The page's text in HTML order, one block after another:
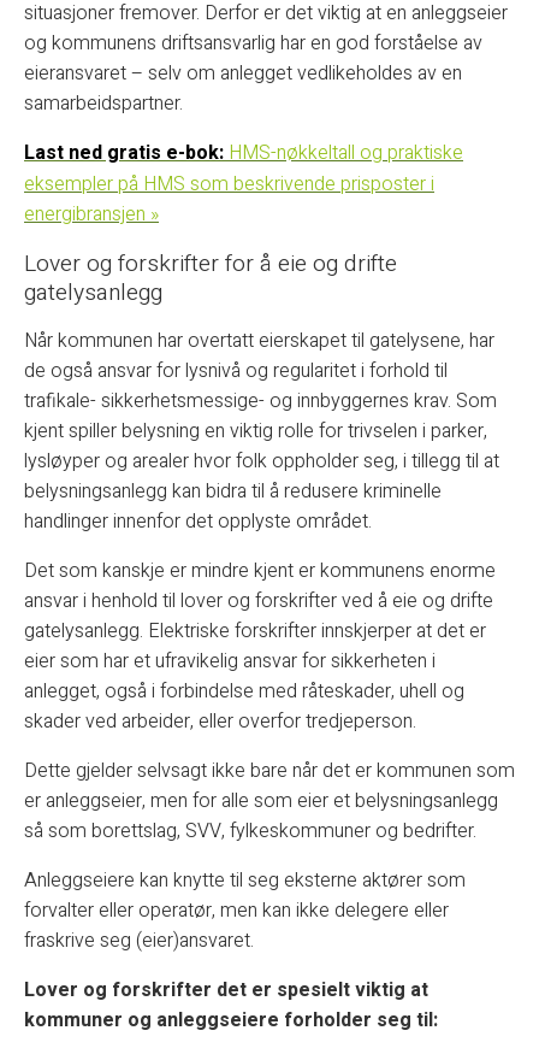
situasjoner fremover. Derfor er det viktig at en anleggseier
og kommunens driftsansvarlig har en god forståelse av
eieransvaret – selv om anlegget vedlikeholdes av en
samarbeidspartner.
Last ned gratis e-bok:HMS-nøkkeltall og praktiske
eksempler på HMS som beskrivende prisposter i
energibransjen »
Lover og forskrifter for å eie og drifte
gatelysanlegg
Når kommunen har overtatt eierskapet til gatelysene, har
de også ansvar for lysnivå og regularitet i forhold til
trafikale- sikkerhetsmessige- og innbyggernes krav. Som
kjent spiller belysning en viktig rolle for trivselen i parker,
lysløyper og arealer hvor folk oppholder seg, i tillegg til at
belysningsanlegg kan bidra til å redusere kriminelle
handlinger innenfor det opplyste området.
Det som kanskje er mindre kjent er kommunens enorme
ansvar i henhold til lover og forskrifter ved å eie og drifte
gatelysanlegg. Elektriske forskrifter innskjerper at det er
eier som har et ufravikelig ansvar for sikkerheten i
anlegget, også i forbindelse med råteskader, uhell og
skader ved arbeider, eller overfor tredjeperson.
Dette gjelder selvsagt ikke bare når det er kommunen som
er anleggseier, men for alle som eier et belysningsanlegg
så som borettslag, SVV, fylkeskommuner og bedrifter.
Anleggseiere kan knytte til seg eksterne aktører som
forvalter eller operatør, men kan ikke delegere eller
fraskrive seg (eier)ansvaret.
Lover og forskrifter det er spesielt viktig at
kommuner og anleggseiere forholder seg til: